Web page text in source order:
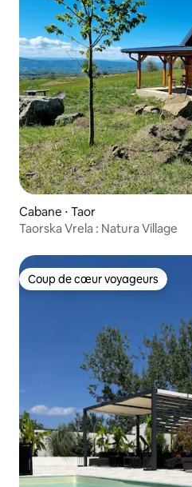
Cabane ⋅ Taor
Taorska Vrela : Natura Village
Coup de cœur voyageurs
Coup de cœur voyageurs